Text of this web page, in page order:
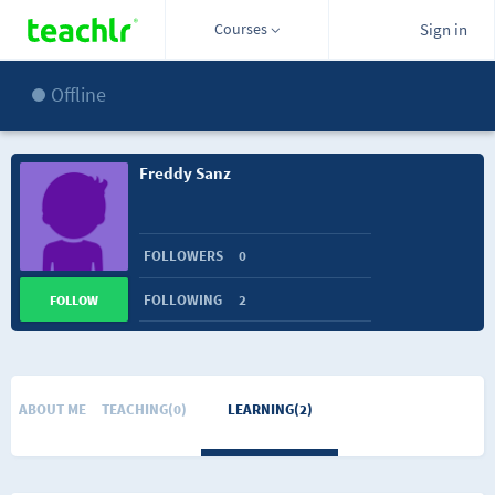
Courses Sign in
Offline
Freddy Sanz
FOLLOWERS 0
FOLLOWING 2
FOLLOW
ABOUT ME TEACHING(0) LEARNING(2)